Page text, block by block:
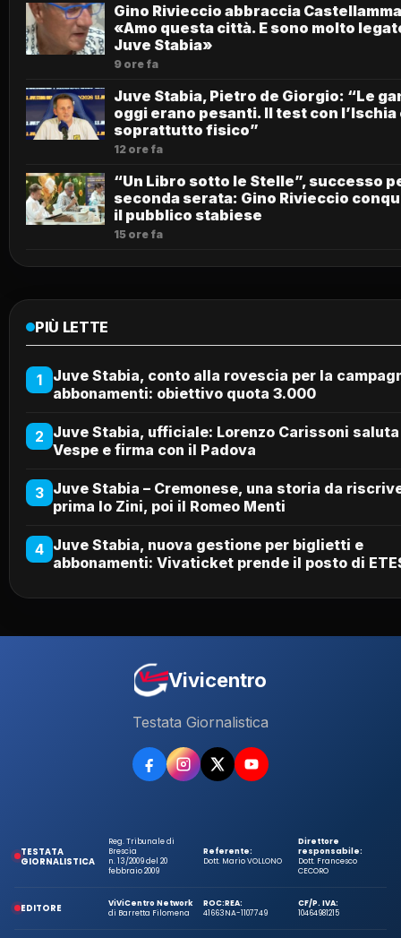
Gino Rivieccio abbraccia
«Amo questa città. E sono molto
Juve Stabia»
9 ore fa
Juve Stabia, Pietro de Giorgio: “Le
oggi erano pesanti. Il test con l’Ischia
soprattutto fisico”
12 ore fa
“Un Libro sotto le Stelle”, successo
seconda serata: Gino Rivieccio
il pubblico stabiese
15 ore fa
PIÙ LETTE
1
Juve Stabia, conto alla rovescia per la
abbonamenti: obiettivo quota 3.000
2 Juve Stabia, ufficiale: Lorenzo Carissoni
Vespe e firma con il Padova
3 Juve Stabia – Cremonese, una storia da
prima lo Zini, poi il Romeo Menti
4 Juve Stabia, nuova gestione per biglietti e
abbonamenti: Vivaticket prende il posto di
Vivicentro
Testata Giornalistica
TESTATA
GIORNALISTICA
Reg. Tribunale di
Brescia
n. 13/2009 del 20
febbraio 2009
Referente:
Dott. Mario VOLLONO
Direttore
responsabile:
Dott. Francesco
CECORO
EDITORE
ViViCentro Network
di Barretta Filomena
ROC:
41663
REA:
NA-1107749
CF/P. IVA:
10464981215